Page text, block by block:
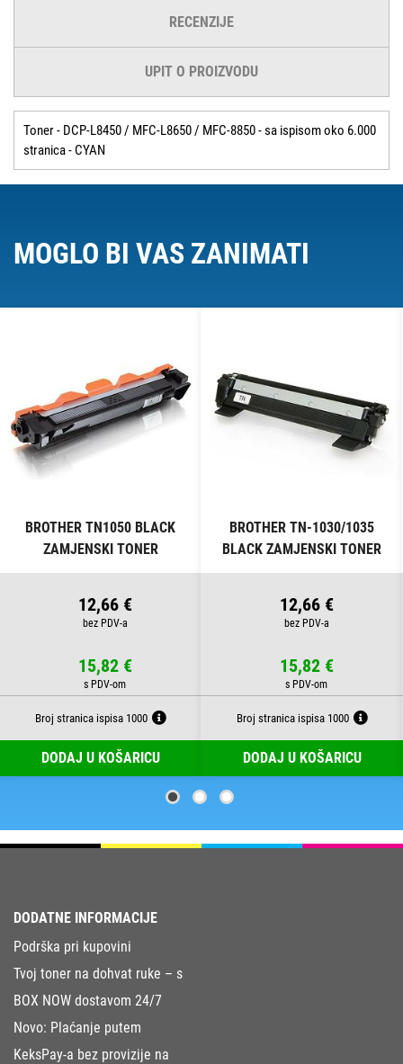
RECENZIJE
UPIT O PROIZVODU
Toner - DCP-L8450 / MFC-L8650 / MFC-8850 - sa ispisom oko 6.000
stranica - CYAN
MOGLO BI VAS ZANIMATI
BROTHER TN1050 BLACK
ZAMJENSKI TONER
12,66 €
15,82 €
Broj stranica ispisa 1000
DODAJ U KOŠARICU
BROTHER TN-1030/1035
BLACK ZAMJENSKI TONER
12,66 €
15,82 €
Broj stranica ispisa 1000
DODAJ U KOŠARICU
DODATNE INFORMACIJE
Podrška pri kupovini
Tvoj toner na dohvat ruke – s
BOX NOW dostavom 24/7
Novo: Plaćanje putem
KeksPay-a bez provizije na